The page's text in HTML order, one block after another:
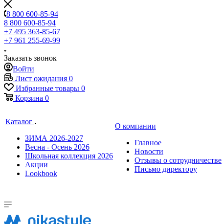
8 800 600-85-94
8 800 600-85-94
+7 495 363-85-67
+7 961 255-69-99
Заказать звонок
Войти
Лист ожидания 0
Избранные товары 0
Корзина 0
Каталог
ЗИМА 2026-2027
Весна - Осень 2026
Школьная коллекция 2026
Акции
Lookbook
О компании
Главное
Новости
Отзывы о сотрудничестве
Письмо директору